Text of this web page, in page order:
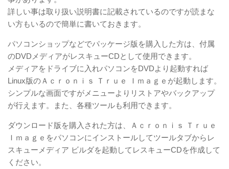
詳しい事は取り扱い説明書に記載されているのですが読まな
い方もいるので簡単に書いておきます。
パソコンショップなどでパッケージ版を購入した方は、付属
のDVDメディアがレスキューCDとして使用できます。
メディアをドライブに入れパソコンをDVDより起動すれば
Linux版のＡｃｒｏｎｉｓ Ｔｒｕｅ Ｉｍａｇｅが起動します。
シンプルな画面ですがメニューよりリストアやバックアップ
が行えます。また、各種ツールも利用できます。
ダウンロード版を購入された方は、Ａｃｒｏｎｉｓ Ｔｒｕｅ
Ｉｍａｇｅをパソコンにインストールしてツールタブからレ
スキューメディア ビルダを起動してレスキューCDを作成して
ください。